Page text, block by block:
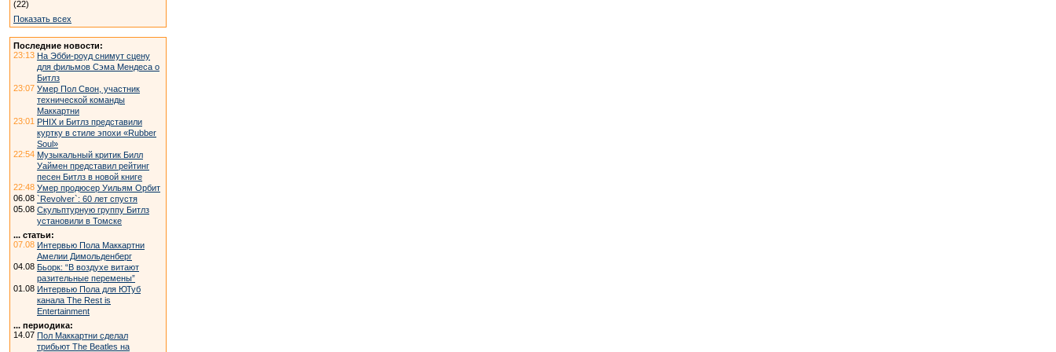
(22)
Показать всех
Последние новости:
23:13 На Эбби-роуд снимут сцену
для фильмов Сэма Мендеса о
Битлз
23:07 Умер Пол Свон, участник
технической команды
Маккартни
23:01 PHIX и Битлз представили
куртку в стиле эпохи «Rubber
Soul»
22:54 Музыкальный критик Билл
Уаймен представил рейтинг
песен Битлз в новой книге
22:48 Умер продюсер Уильям Орбит
06.08 `Revolver`: 60 лет спустя
05.08 Скульптурную группу Битлз
установили в Томске
... статьи:
07.08 Интервью Пола Маккартни
Амелии Димольденберг
04.08 Бьорк: “В воздухе витают
разительные перемены”
01.08 Интервью Пола для ЮТуб
канала The Rest is
Entertainment
... периодика:
14.07 Пол Маккартни сделал
трибьют The Beatles на